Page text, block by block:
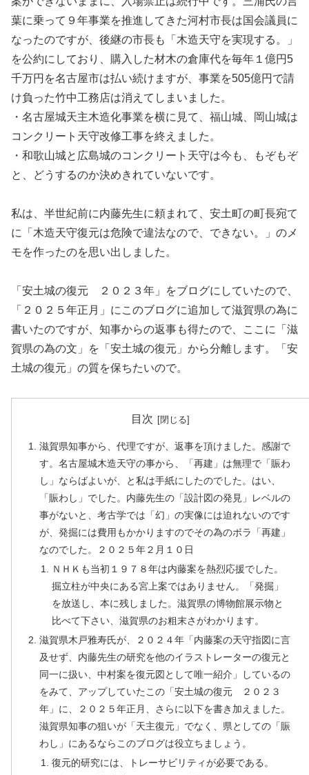
葉に乗って９年事業を推進してきた河村市長は国会議員に
なったのですが、後継の市長も「木造天守を実現する。」
を公約にしており、購入した材木の倉庫代を毎年１億円5
千万円を名古屋市は払い続けますが、事業を505億円で請
け負った竹中工務店は消えてしまいました。
・名古屋城天主木造化事業を横に見て、福山城、岡山城は
コンクリート天守改修工事を終えました。
・和歌山城と広島城のコンクリート天守は今も、もぞもぞ
と、どうするのか決めきれていないです。
私は、半世紀前に内藤先生に頼まれて、安土町の町長宛て
に「木造天守復元は危険で違法なので、できない。」のメ
モを作ったのを思い出しました。
「安土城の復元 ２０２３年」をブログにしていたので、
「２０２５年正月」にこのブログに追加して滋賀県の為に
書いたのですが、知事からの返事も得たので、ここに「滋
賀県の為の文」を「安土城の復元」から分離します。「安
土城の復元」の質を保ちたいので。
目次
滋賀県知事から、代理ですが、返事を頂けました。感謝で
す。名古屋城木造天守の事から、「再建」は無理で「賑わ
し」ならばよいが、と私は手紙にしたのでした。はい、
「賑わし」でした。内藤先生の「設計図の発見」レベルの
事がないと、考古学では「幻」の実像には迫れないのです
が、発掘には費用もかかりますのでその為のボラ「再建」
なのでした。２０２５年２月１０日
ＮＨＫも当初１９７８年は内藤案を熱烈応援でした。
掘立柱が中央にある宮上案ではありません。「発掘」
を放送し、本に残しました。滋賀県の博物館展示物と
比べて下さい、滋賀県のお粗末さがわかります。
滋賀県木戸雅寿氏が、２０２４年「内藤案の天守指図に言
及せず、内藤先生の研究を他のイラストレーターの復元と
同一に扱い、中村案を復元図として唯一紹介」しているの
をみて、アップしていたこの「安土城の復元 ２０２３
年」に、２０２５年正月、さらに以下を書き加えました。
滋賀県知事の狙いが「天主復元」でなく、県としての「賑
わし」にあるならこのブログは役立ちましょう。
復元的研究には、トレーサビリティが必要である。